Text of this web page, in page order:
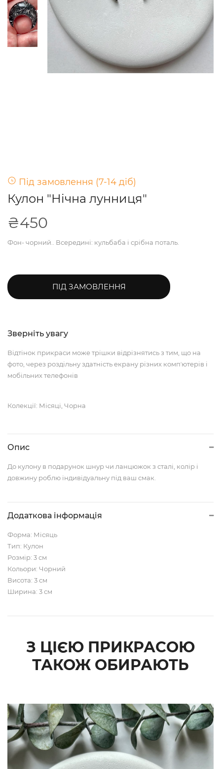
Під замовлення (7-14 діб)
Кулон "Нічна лунниця"
₴450
Фон- чорний.. Всередині: кульбаба і срібна поталь.
ПІД ЗАМОВЛЕННЯ
Зверніть увагу
Відтінок прикраси може трішки відрізнятись з тим, що на
фото, через роздільну здатність екрану різних компʼютерів і
мобільних телефонів
Колекції: Місяці, Чорна
Опис
До кулону в подарунок шнур чи ланцюжок з сталі, колір і
довжину роблю індивідуальну під ваш смак.
Додаткова інформація
Форма: Місяць
Тип: Кулон
Розмір: 3 см
Кольори: Чорний
Висота: 3 см
Ширина: 3 см
З ЦІЄЮ ПРИКРАСОЮ
ТАКОЖ ОБИРАЮТЬ